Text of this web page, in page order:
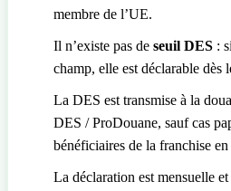
membre de l’UE.
Il n’existe pas de seuil DES :
champ, elle est déclarable dès
La DES est transmise à la
DES / ProDouane, sauf cas
bénéficiaires de la franchise en
La déclaration est mensuelle